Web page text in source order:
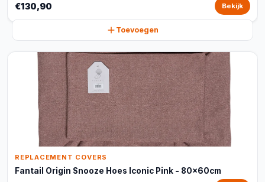
€130,90 Bekijk
Toevoegen
REPLACEMENT COVERS
Fantail Origin Snooze Hoes Iconic Pink - 80x60cm